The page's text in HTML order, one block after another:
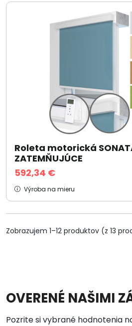
Roleta motorická
ZATEMŇUJÚCE
592,34 €
Výroba na mieru
Zobrazujem 1–12 produktov (z 13
OVERENÉ NAŠIMI
Pozrite si vybrané hodnotenia